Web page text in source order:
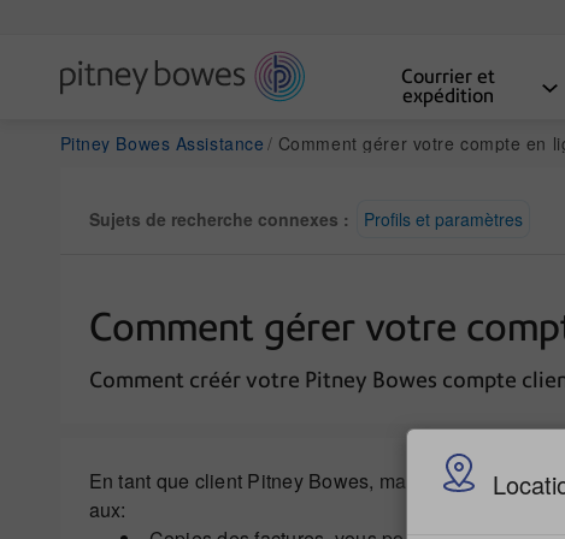
Courrier et
expédition
Pitney Bowes Assistance Comment gérer votre compte en
Sujets de recherche connexes : Profils et paramètres
Comment gérer votre
Comment créér votre Pitney Bowes compte
En tant que client Pitney Bowes, maintenant vous
aux: